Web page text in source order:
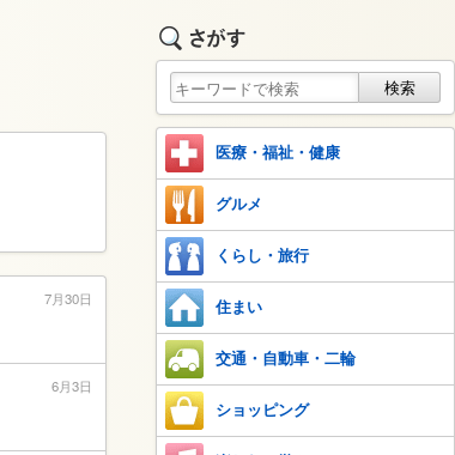
7月30日
6月3日
医療・福祉・健康
グルメ
くらし・旅行
住まい
交通・自動車・二輪
ショッピング